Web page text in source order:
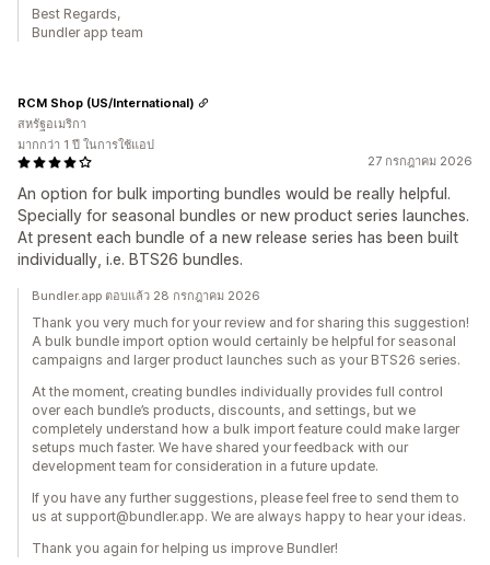
Best Regards,
Bundler app team
27 กรกฎาคม 2026
An option for bulk importing bundles would be really helpful.
Specially for seasonal bundles or new product series launches.
At present each bundle of a new release series has been built
individually, i.e. BTS26 bundles.
RCM Shop (US/International)
สหรัฐอเมริกา
มากกว่า 1 ปี ในการใช้แอป
Bundler.app ตอบแล้ว 28 กรกฎาคม 2026
Thank you very much for your review and for sharing this suggestion!
A bulk bundle import option would certainly be helpful for seasonal
campaigns and larger product launches such as your BTS26 series.
At the moment, creating bundles individually provides full control
over each bundle’s products, discounts, and settings, but we
completely understand how a bulk import feature could make larger
setups much faster. We have shared your feedback with our
development team for consideration in a future update.
If you have any further suggestions, please feel free to send them to
us at support@bundler.app. We are always happy to hear your ideas.
Thank you again for helping us improve Bundler!